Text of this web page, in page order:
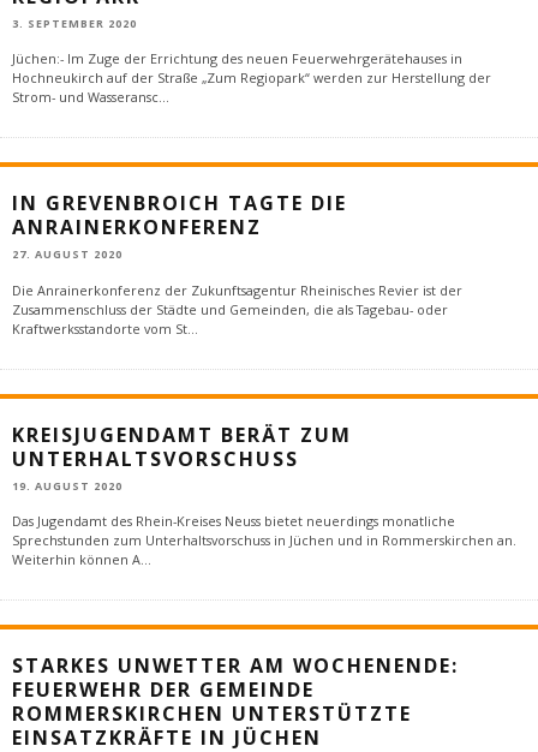
3. SEPTEMBER 2020
Jüchen:- Im Zuge der Errichtung des neuen Feuerwehrgerätehauses in
Hochneukirch auf der Straße „Zum Regiopark“ werden zur Herstellung der
Strom- und Wasseransc...
IN GREVENBROICH TAGTE DIE
ANRAINERKONFERENZ
27. AUGUST 2020
Die Anrainerkonferenz der Zukunftsagentur Rheinisches Revier ist der
Zusammenschluss der Städte und Gemeinden, die als Tagebau- oder
Kraftwerksstandorte vom St
KREISJUGENDAMT BERÄT ZUM
UNTERHALTSVORSCHUSS
19. AUGUST 2020
Das Jugendamt des Rhein-Kreises Neuss bietet neuerdings monatliche
Sprechstunden zum Unterhaltsvorschuss in Jüchen und in Rommerskirchen an.
Weiterhin können A
STARKES UNWETTER AM WOCHENENDE:
FEUERWEHR DER GEMEINDE
ROMMERSKIRCHEN UNTERSTÜTZTE
EINSATZKRÄFTE IN JÜCHEN